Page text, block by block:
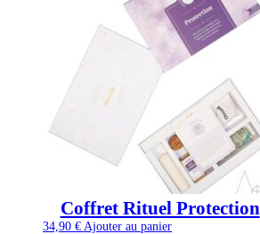
Coffret Rituel Protection
34,90 € Ajouter au panier